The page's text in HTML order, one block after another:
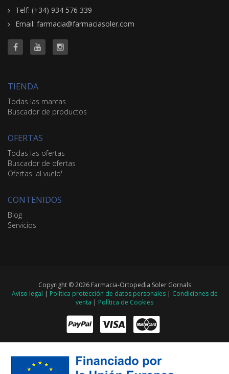
Telf: (+34) 934 576 339
Email: farmacia@farmaciasoler.com
TIENDA
Todas las marcas
Buscador de productos
OFERTAS
Todas las ofertas
Buscador de ofertas
Ofertas 'al vuelo'
CONTENIDOS
Blog
Servicios
Copyright © 2026 Farmacia-Ortopedia Soler Gornals
Aviso legal | Política protección de datos personales| Condiciones de
venta | Política de Cookies